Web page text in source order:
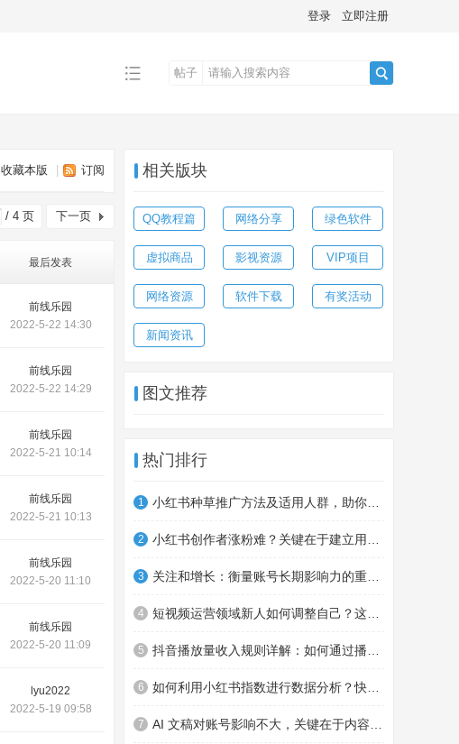
登录 立即注册
帖子
收藏本版 订阅
/ 4 页 下一页
最后发表
前线乐园
2022-5-22 14:30
前线乐园
2022-5-22 14:29
前线乐园
2022-5-21 10:14
前线乐园
2022-5-21 10:13
前线乐园
2022-5-20 11:10
前线乐园
2022-5-20 11:09
lyu2022
2022-5-19 09:58
相关版块
QQ教程篇 网络分享 绿色软件
虚拟商品 影视资源 VIP项目
网络资源 软件下载 有奖活动
新闻资讯
图文推荐
热门排行
1
2
3
4
5
6
7